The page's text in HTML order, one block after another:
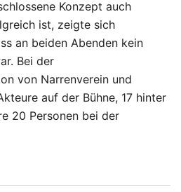
Konzept auch
ist, zeigte sich
an beiden Abenden kein
Bei der
von Narrenverein und
auf der Bühne, 17 hinter
20 Personen bei der